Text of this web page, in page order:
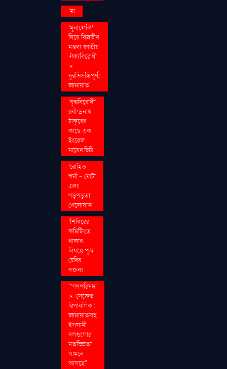
‘মা
‘মুনাফেকি’
নিয়ে রিজভীর
মন্তব্য জাতীয়
ঐক্যবিরোধী
ও
দুরভিসন্ধিপূর্ণ:
জামায়াত"
‘যুদ্ধবিরোধী’
রবীন্দ্রনাথ
ঠাকুরের
কাছে এক
ইংরেজ
মায়ের চিঠি
‘রোহিত
শর্মা - মোটা
এবং
গড়পড়তা
খেলোয়াড়’
‘শিবিরের
কমিটি’তে
থাকার
বিষয়ে পূজা
চেরির
বক্তব্য
"‘গণপরিষদ’
ও ‘সেকেন্ড
রিপাবলিক’:
জামায়াতসহ
ইসলামী
দলগুলোর
মতভিন্নতা
সামনে
আসছে"